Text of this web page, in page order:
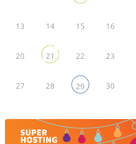
13 14 15 16
20 21 22 23
27 28 29 30